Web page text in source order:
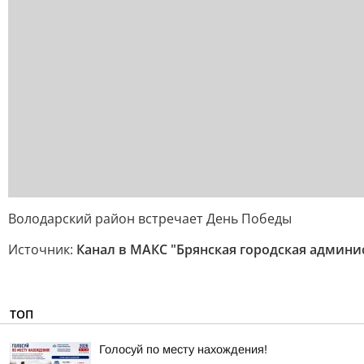
Володарский район встречает День Победы
Источник: Канал в МАКС "Брянская городская
ТОП
Голосуй по месту нахождения!